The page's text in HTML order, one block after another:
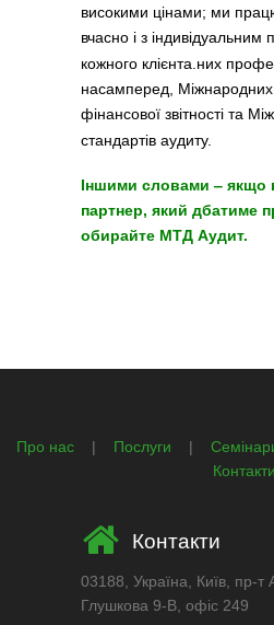
високими цінами; ми
вчасно і з індивідуальним
кожного клієнта.них
насамперед, Міжнародних
фінансової звітності та
стандартів аудиту.
Іншими словами ‒ якщо
партнер, який дбатиме
обирайте МТД Аудит.
Про нас | Послуги |
Контакти
Контакти
03188, Україна, Київ, пр-т
Глушкова 9-В, офіс 249